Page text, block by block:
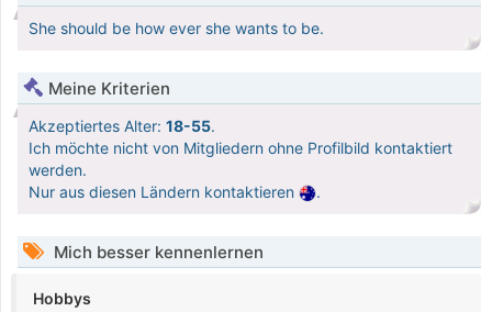
She should be how ever she wants to be.
Meine Kriterien
Akzeptiertes Alter: 18-55.
Ich möchte nicht von Mitgliedern ohne Profilbild kontaktiert
werden.
Nur aus diesen Ländern kontaktieren
.
Mich besser kennenlernen
Hobbys